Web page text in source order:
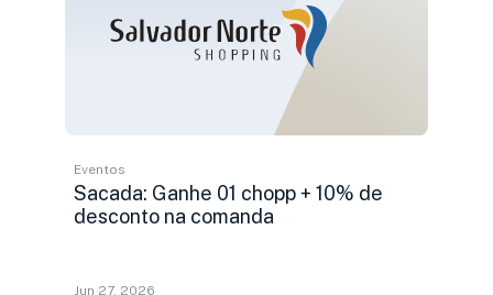
Eventos
Sacada: Ganhe 01 chopp + 10% de
desconto na comanda
Jun 27, 2026